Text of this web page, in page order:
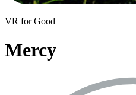
VR for Good
Mercy